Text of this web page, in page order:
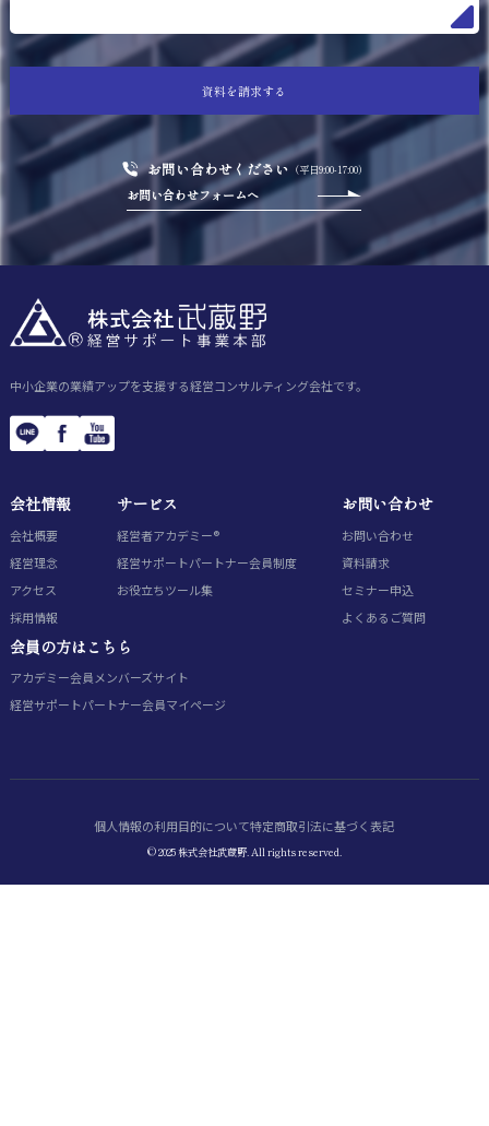
資料を請求する
お問い合わせください （平日9:00-17:00）
お問い合わせフォームへ
中小企業の業績アップを支援する経営コンサルティング会社です。
会社情報
会社概要
経営理念
アクセス
採用情報
サービス
経営者アカデミー®
経営サポートパートナー会員制度
お役立ちツール集
お問い合わせ
お問い合わせ
資料請求
セミナー申込
よくあるご質問
会員の方はこちら
アカデミー会員 メンバーズサイト
経営サポートパートナー会員マイページ
個人情報の利用目的について特定商取引法に基づく表記
© 2025 株式会社武蔵野. All rights reserved.